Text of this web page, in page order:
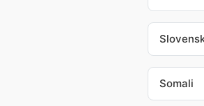
Somali